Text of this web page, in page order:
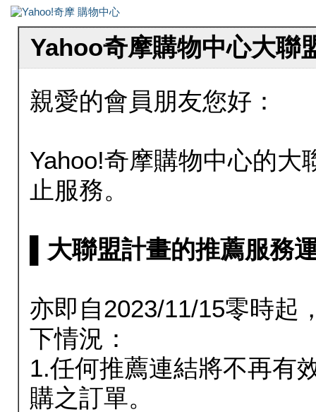
Yahoo奇摩購物中心大聯
親愛的會員朋友您好：
Yahoo!奇摩購物中心的大
止服務。
▌大聯盟計畫的推薦服務
亦即自2023/11/15零時起
下情況：
1.任何推薦連結將不再有
購之訂單。